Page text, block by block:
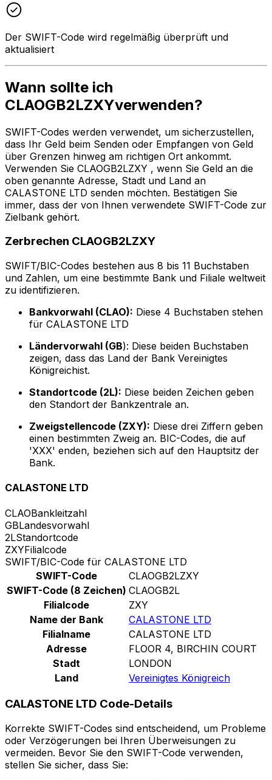
Der SWIFT-Code wird regelmäßig überprüft und
aktualisiert
Wann sollte ich
CLAOGB2LZXYverwenden?
SWIFT-Codes werden verwendet, um sicherzustellen,
dass Ihr Geld beim Senden oder Empfangen von Geld
über Grenzen hinweg am richtigen Ort ankommt.
Verwenden Sie CLAOGB2LZXY , wenn Sie Geld an die
oben genannte Adresse, Stadt und Land an
CALASTONE LTD senden möchten. Bestätigen Sie
immer, dass der von Ihnen verwendete SWIFT-Code zur
Zielbank gehört.
Zerbrechen CLAOGB2LZXY
SWIFT/BIC-Codes bestehen aus 8 bis 11 Buchstaben
und Zahlen, um eine bestimmte Bank und Filiale weltweit
zu identifizieren.
Bankvorwahl (CLAO): Diese 4 Buchstaben stehen
für CALASTONE LTD
Ländervorwahl (GB): Diese beiden Buchstaben
zeigen, dass das Land der Bank Vereinigtes
Königreichist.
Standortcode (2L): Diese beiden Zeichen geben
den Standort der Bankzentrale an.
Zweigstellencode (ZXY): Diese drei Ziffern geben
einen bestimmten Zweig an. BIC-Codes, die auf
'XXX' enden, beziehen sich auf den Hauptsitz der
Bank.
CALASTONE LTD
CLAOBankleitzahl
GBLandesvorwahl
2LStandortcode
ZXYFilialcode
SWIFT/BIC-Code für CALASTONE LTD
SWIFT-Code
CLAOGB2LZXY
SWIFT-Code (8 Zeichen) CLAOGB2L
Filialcode
ZXY
Name der Bank
CALASTONE LTD
Filialname
CALASTONE LTD
Adresse
FLOOR 4, BIRCHIN COURT
Stadt
LONDON
Land
Vereinigtes Königreich
CALASTONE LTD Code-Details
Korrekte SWIFT-Codes sind entscheidend, um Probleme
oder Verzögerungen bei Ihren Überweisungen zu
vermeiden. Bevor Sie den SWIFT-Code verwenden,
stellen Sie sicher, dass Sie: